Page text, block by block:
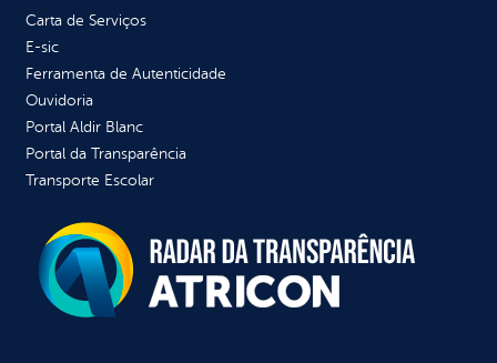
Carta de Serviços
E-sic
Ferramenta de Autenticidade
Ouvidoria
Portal Aldir Blanc
Portal da Transparência
Transporte Escolar